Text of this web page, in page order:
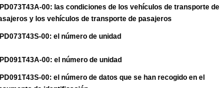
00: las condiciones de los vehículos de transporte de
y los vehículos de transporte de pasajeros
00: el número de unidad
00: el número de unidad
00: el número de datos que se han recogido en el